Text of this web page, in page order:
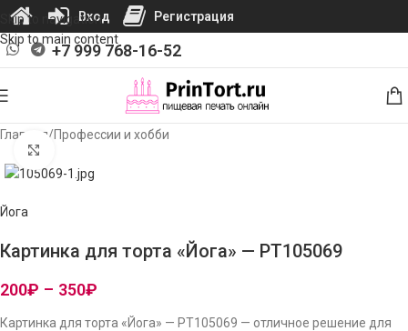
Skip to navigation
Skip to main content
+7 999 768-16-52
Главная/Профессии и хобби
Йога
Картинка для торта «Йога» — PT105069
200₽ – 350₽
Картинка для торта «Йога» — PT105069 — отличное решение для
Вход Регистрация